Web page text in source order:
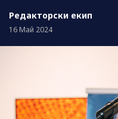
Редакторски екип
16 Май 2024